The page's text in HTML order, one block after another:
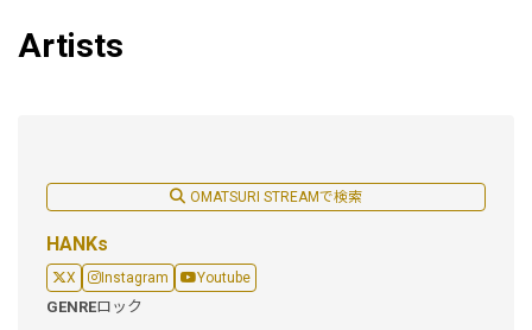
Artists
OMATSURI STREAMで検索
HANKs
X Instagram Youtube
GENREロック